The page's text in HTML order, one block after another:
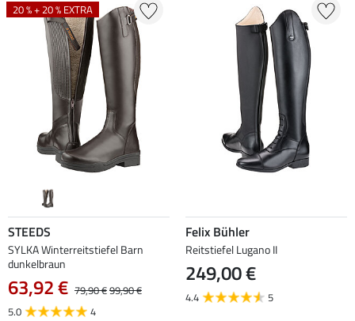
20 % + 20 % EXTRA
STEEDS
SYLKA Winterreitstiefel Barn
dunkelbraun
63,92 € 79,90 €99,90 €
5.0
4
Felix Bühler
Reitstiefel Lugano II
249,00 €
4.4 5